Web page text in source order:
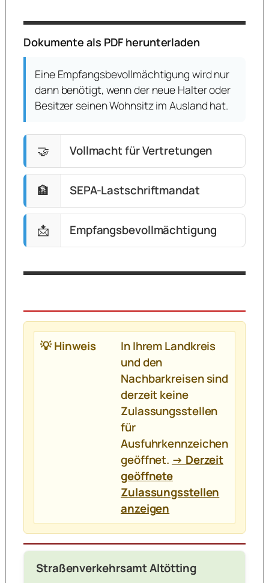
Dokumente als PDF herunterladen
Eine Empfangsbevollmächtigung wird nur
dann benötigt, wenn der neue Halter oder
Besitzer seinen Wohnsitz im Ausland hat.
🤝 Vollmacht für Vertretungen
🏦 SEPA-Lastschriftmandat
📩 Empfangsbevollmächtigung
💡 Hinweis
In Ihrem Landkreis
und den
Nachbarkreisen sind
derzeit keine
Zulassungsstellen
für
Ausfuhrkennzeichen
geöffnet. → Derzeit
geöffnete
Zulassungsstellen
anzeigen
Straßenverkehrsamt Altötting